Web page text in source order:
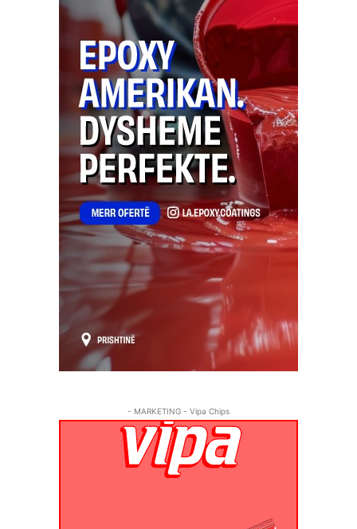
- MARKETING - Vipa Chips